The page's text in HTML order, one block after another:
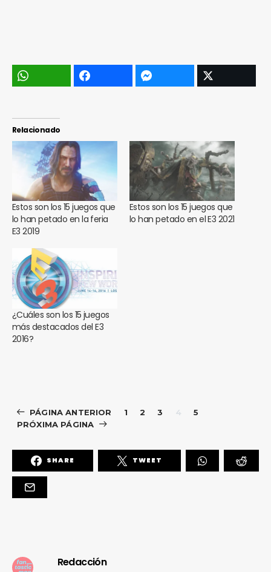
Relacionado
Estos son los 15 juegos que
lo han petado en la feria
E3 2019
Estos son los 15 juegos que
lo han petado en el E3 2021
¿Cuáles son los 15 juegos
más destacados del E3
2016?
PÁGINA ANTERIOR 1 2 3 4
5
PRÓXIMA PÁGINA
SHARE TWEET
Redacción